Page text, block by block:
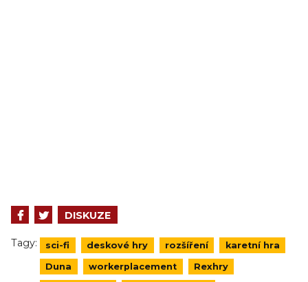
DISKUZE
Tagy: sci-fi deskové hry rozšíření karetní hra
Duna workerplacement Rexhry